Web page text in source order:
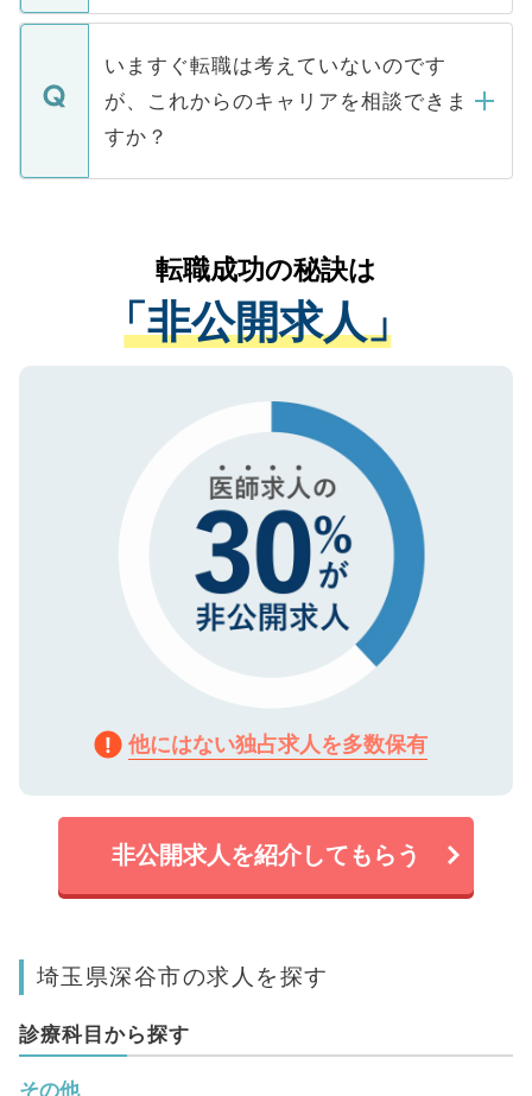
関を公にしてしまうと、応募が殺到する場
に、医療機関が求める条件に合った人材の
みを人材紹介会社に依頼するケースが増え
ています。
定を承諾する必要はありません。内定先へ
の辞退の連絡はキャリアパートナーが行い
ますので、ご安心ください。
個人情報が漏えいすることはありませんの
で、ご安心ください。当サイトからの登録
などで収集したご登録者様の個人情報は、
ご本人のキャリアアップおよび転職活動の
支援を目的に使用いたします。お預かりし
ているすべての個人データはご本人の許可
は、個人情報の取り扱いについての厳密な
管理基準を満たした事業者のみに付与され
る、プライバシーマークを取得済みです。
ご登録いただいた個人情報は、SSL（デー
で、機密保持に関してもご安心ください。
いますぐ転職は考えていないのです
が、これからのキャリアを相談できま
すか？
かがいして、現在の医療機関の状況や紹介
経験をまじえながら、適切なアドバイスを
させていただきます。すぐにご転職をされ
ない方には、長期的なサポートが可能です
ので、まずはご登録ください。
転職成功の秘訣は
「非公開求人」
他にはない独占求人を多数保有
非公開求人を紹介してもらう
埼玉県深谷市の求人を探す
診療科目から探す
その他